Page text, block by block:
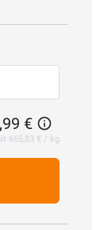
€
665,83 € / kg